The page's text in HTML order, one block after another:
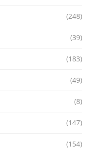
(248)
(39)
(183)
(49)
(8)
(147)
(154)